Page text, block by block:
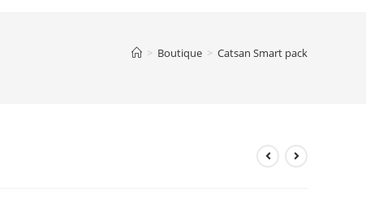
> Boutique > Catsan Smart pack